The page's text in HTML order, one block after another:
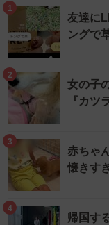
1
友達に
ングで
2
女の子
『カツ
3
赤ちゃ
懐きす
4
帰国す